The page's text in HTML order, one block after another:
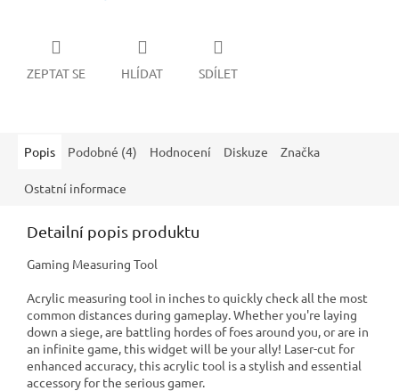
ZEPTAT SE HLÍDAT SDÍLET
Popis Podobné (4) Hodnocení Diskuze Značka
Ostatní informace
Detailní popis produktu
Gaming Measuring Tool
Acrylic measuring tool in inches to quickly check all the most
common distances during gameplay. Whether you're laying
down a siege, are battling hordes of foes around you, or are in
an infinite game, this widget will be your ally! Laser-cut for
enhanced accuracy, this acrylic tool is a stylish and essential
accessory for the serious gamer.